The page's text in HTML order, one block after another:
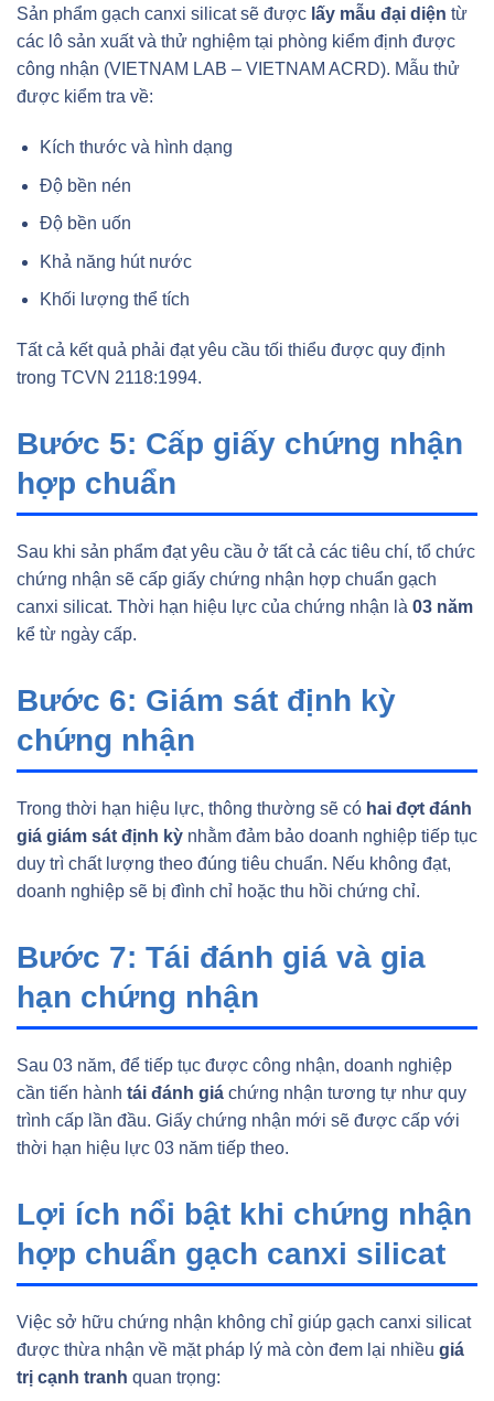
Sản phẩm gạch canxi silicat sẽ được lấy mẫu đại diện từ
các lô sản xuất và thử nghiệm tại phòng kiểm định được
công nhận (VIETNAM LAB – VIETNAM ACRD). Mẫu thử
được kiểm tra về:
Kích thước và hình dạng
Độ bền nén
Độ bền uốn
Khả năng hút nước
Khối lượng thể tích
Tất cả kết quả phải đạt yêu cầu tối thiểu được quy định
trong TCVN 2118:1994.
Bước 5: Cấp giấy chứng nhận
hợp chuẩn
Sau khi sản phẩm đạt yêu cầu ở tất cả các tiêu chí, tổ chức
chứng nhận sẽ cấp giấy chứng nhận hợp chuẩn gạch
canxi silicat. Thời hạn hiệu lực của chứng nhận là 03 năm
kể từ ngày cấp.
Bước 6: Giám sát định kỳ
chứng nhận
Trong thời hạn hiệu lực, thông thường sẽ có hai đợt đánh
giá giám sát định kỳ nhằm đảm bảo doanh nghiệp tiếp tục
duy trì chất lượng theo đúng tiêu chuẩn. Nếu không đạt,
doanh nghiệp sẽ bị đình chỉ hoặc thu hồi chứng chỉ.
Bước 7: Tái đánh giá và gia
hạn chứng nhận
Sau 03 năm, để tiếp tục được công nhận, doanh nghiệp
cần tiến hành tái đánh giá chứng nhận tương tự như quy
trình cấp lần đầu. Giấy chứng nhận mới sẽ được cấp với
thời hạn hiệu lực 03 năm tiếp theo.
Lợi ích nổi bật khi chứng nhận
hợp chuẩn gạch canxi silicat
Việc sở hữu chứng nhận không chỉ giúp gạch canxi silicat
được thừa nhận về mặt pháp lý mà còn đem lại nhiều giá
trị cạnh tranh quan trọng: